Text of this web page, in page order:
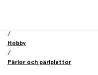
/
Hobby
/
Pärlor och pärlplattor